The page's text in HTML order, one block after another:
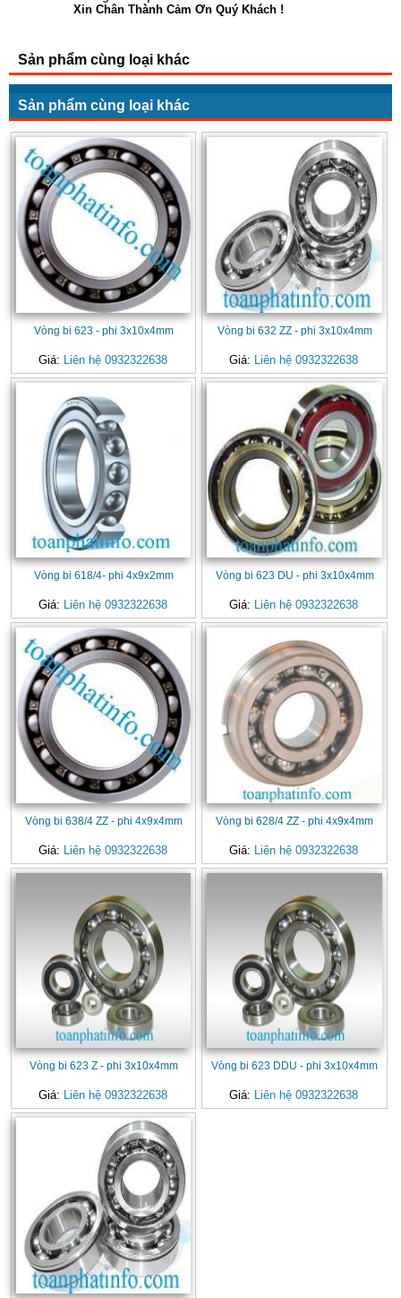
Xin Chân Thành Cảm Ơn Quý Khách !
Sản phẩm cùng loại khác
Sản phẩm cùng loại khác
Vòng bi 623 - phi 3x10x4mm
Giá: Liên hệ 0932322638
Vòng bi 632 ZZ - phi 3x10x4mm
Giá: Liên hệ 0932322638
Vòng bi 618/4- phi 4x9x2mm
Giá: Liên hệ 0932322638
Vòng bi 623 DU - phi 3x10x4mm
Giá: Liên hệ 0932322638
Vòng bi 638/4 ZZ - phi 4x9x4mm
Giá: Liên hệ 0932322638
Vòng bi 628/4 ZZ - phi 4x9x4mm
Giá: Liên hệ 0932322638
Vòng bi 623 Z - phi 3x10x4mm
Giá: Liên hệ 0932322638
Vòng bi 623 DDU - phi 3x10x4mm
Giá: Liên hệ 0932322638